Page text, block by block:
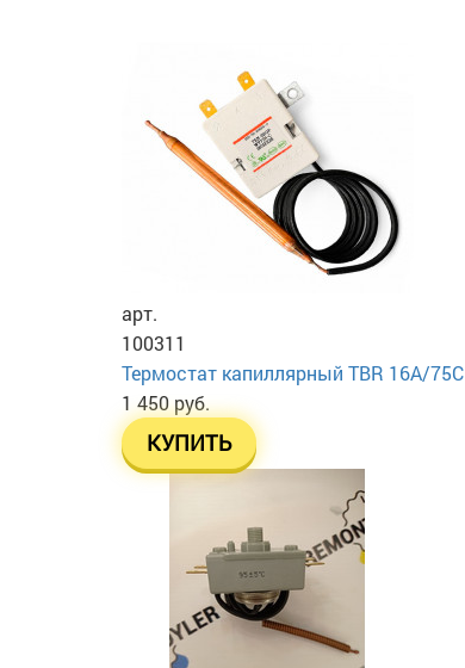
арт.
100311
Термостат капиллярный TBR 16A/75C
1 450 руб.
КУПИТЬ